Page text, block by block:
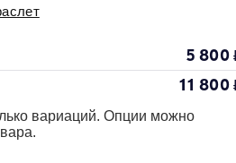
5 800
11 800
вариаций. Опции можно